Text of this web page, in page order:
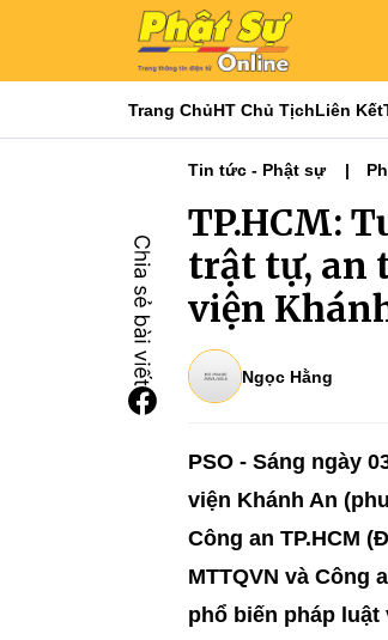
Trang ChủHT Chủ TịchLiên Kết
Tin tức - Phật sự
TP.HCM:
trật tự, an
viện
Ngọc Hằng
PSO - Sáng ngày
viện Khánh An
Công an TP.HCM
MTTQVN và
phổ biến pháp